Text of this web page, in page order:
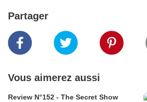
Partager
Vous aimerez aussi
Review N°152 - The Secret Show